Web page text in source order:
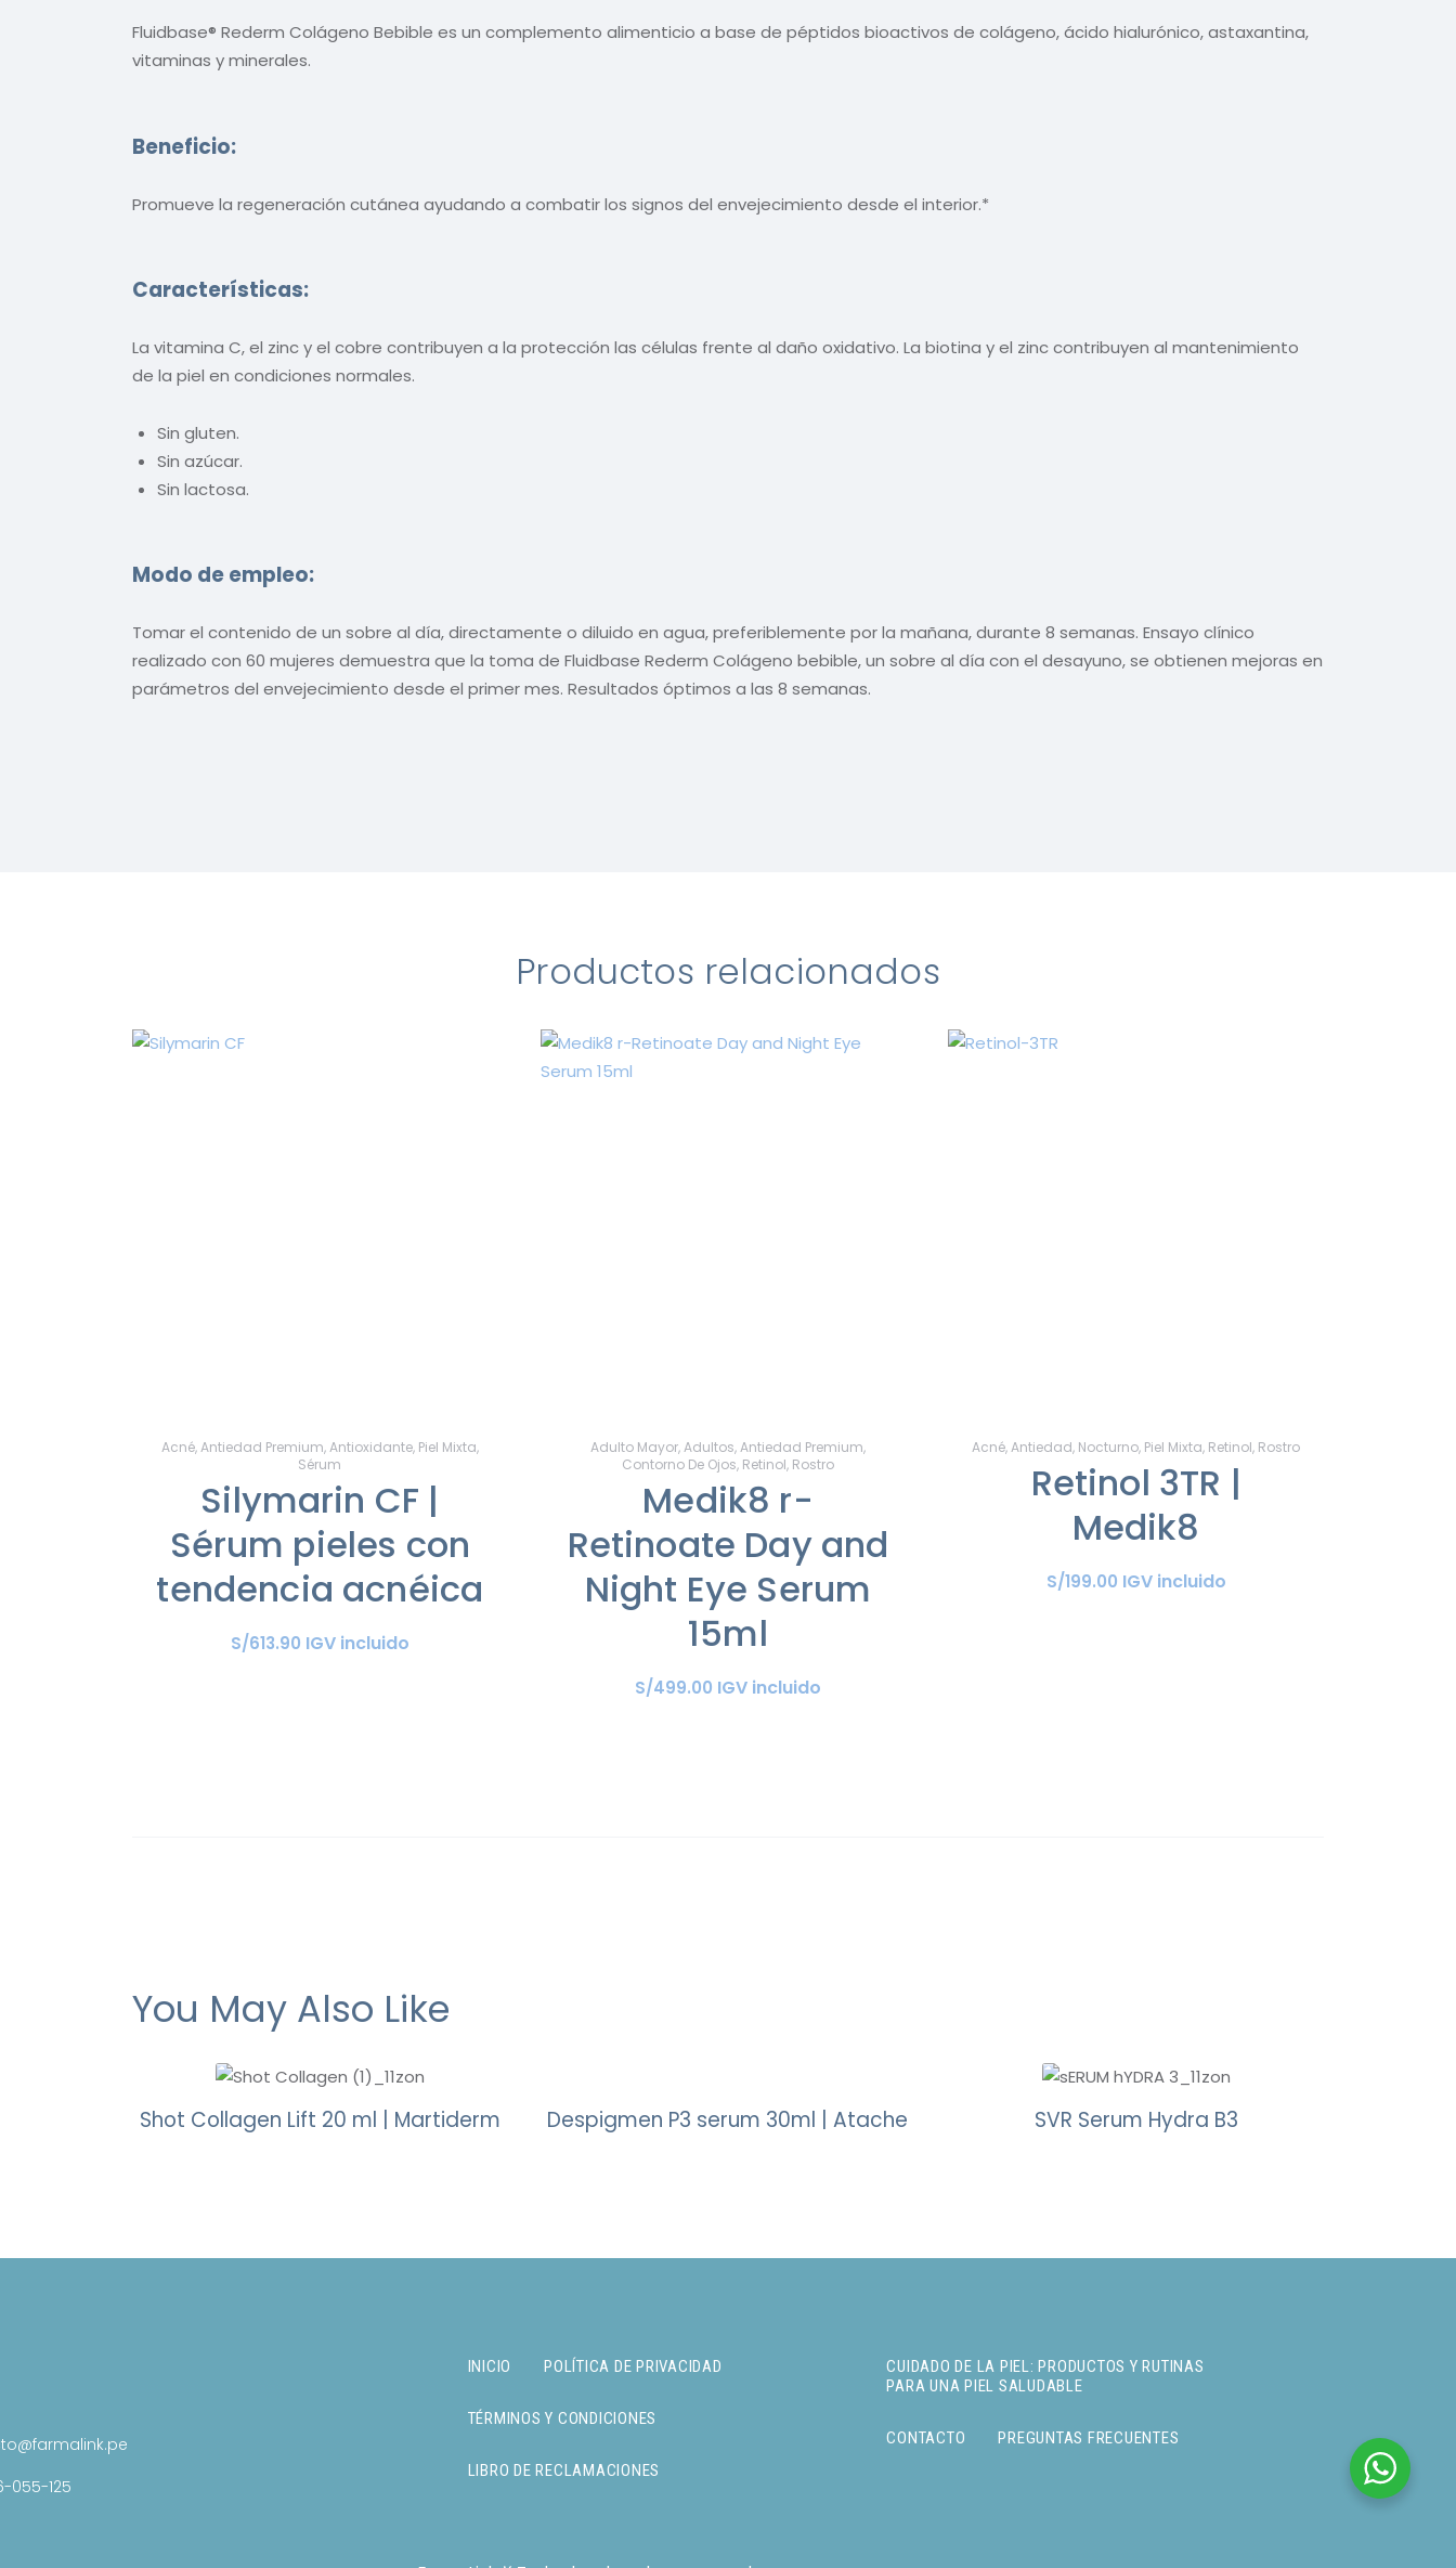
Fluidbase® Rederm Colágeno Bebible es un complemento alimenticio a base de péptidos bioactivos de colágeno, ácido hialurónico, astaxantina,
vitaminas y minerales.
Beneficio:
Promueve la regeneración cutánea ayudando a combatir los signos del envejecimiento desde el interior.*
Características:
La vitamina C, el zinc y el cobre contribuyen a la protección las células frente al daño oxidativo. La biotina y el zinc contribuyen al mantenimiento
de la piel en condiciones normales.
Sin gluten.
Sin azúcar.
Sin lactosa.
Modo de empleo:
Tomar el contenido de un sobre al día, directamente o diluido en agua, preferiblemente por la mañana, durante 8 semanas. Ensayo clínico
realizado con 60 mujeres demuestra que la toma de Fluidbase Rederm Colágeno bebible, un sobre al día con el desayuno, se obtienen mejoras en
parámetros del envejecimiento desde el primer mes. Resultados óptimos a las 8 semanas.
Productos relacionados
Acné,Antiedad Premium,Antioxidante, Piel Mixta,
Sérum
Silymarin CF |
Sérum pieles con
tendencia acnéica
S/613.90 IGV incluido
Adulto Mayor,Adultos,Antiedad Premium,
Contorno De Ojos, Retinol, Rostro
Medik8 r-
Retinoate Day and
Night Eye Serum
15ml
S/499.00 IGV incluido
Acné,Antiedad, Nocturno, Piel Mixta, Retinol, Rostro
Retinol 3TR |
Medik8
S/199.00 IGV incluido
You May Also Like
Shot Collagen Lift 20 ml | Martiderm Despigmen P3 serum 30ml | Atache SVR Serum Hydra B3
055-125
INICIO POLÍTICA DE PRIVACIDAD
TÉRMINOS Y CONDICIONES
LIBRO DE RECLAMACIONES
CUIDADO DE LA PIEL: PRODUCTOS Y RUTINAS
PARA UNA PIEL SALUDABLE
CONTACTO PREGUNTAS FRECUENTES